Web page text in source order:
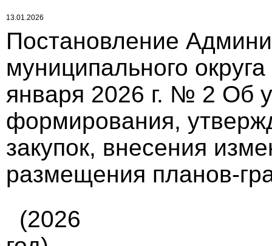
13.01.2026
Постановление
муниципального
января 2026 г. № 2 Об
формирования,
закупок, внесения
размещения планов-
(2026